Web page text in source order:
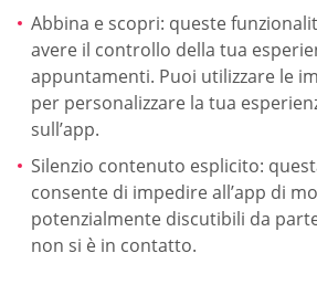
Abbina e scopri: queste
avere il controllo della tua
appuntamenti. Puoi utilizzare le
per personalizzare la tua
sull’app.
Silenzio contenuto esplicito:
consente di impedire all’app di
potenzialmente discutibili da
non si è in contatto.